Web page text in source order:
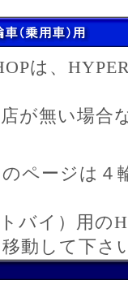
は、
が無い場合
ページは４
バイ）用の
動して下さ